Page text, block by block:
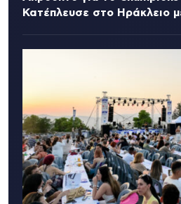
Κατέπλευσε στο Ηράκλειο